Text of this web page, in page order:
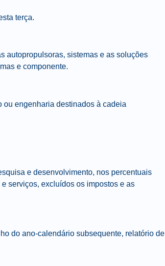
terça.
autopropulsoras, sistemas e as soluções
e componente.
engenharia destinados à cadeia
e desenvolvimento, nos percentuais
serviços, excluídos os impostos e as
do ano-calendário subsequente, relatório de